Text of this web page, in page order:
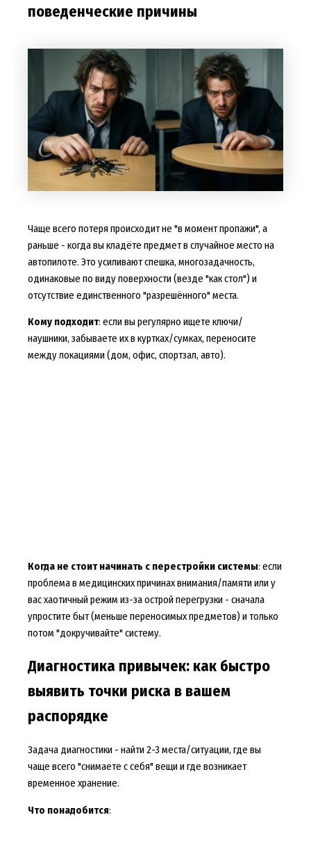
поведенческие причины
Чаще всего потеря происходит не "в момент пропажи", а
раньше - когда вы кладёте предмет в случайное место на
автопилоте. Это усиливают спешка, многозадачность,
одинаковые по виду поверхности (везде "как стол") и
отсутствие единственного "разрешённого" места.
Кому подходит: если вы регулярно ищете ключи/
наушники, забываете их в куртках/сумках, переносите
между локациями (дом, офис, спортзал, авто).
Когда не стоит начинать с перестройки системы: если
проблема в медицинских причинах внимания/памяти или у
вас хаотичный режим из-за острой перегрузки - сначала
упростите быт (меньше переносимых предметов) и только
потом "докручивайте" систему.
Диагностика привычек: как быстро
выявить точки риска в вашем
распорядке
Задача диагностики - найти 2-3 места/ситуации, где вы
чаще всего "снимаете с себя" вещи и где возникает
временное хранение.
Что понадобится: